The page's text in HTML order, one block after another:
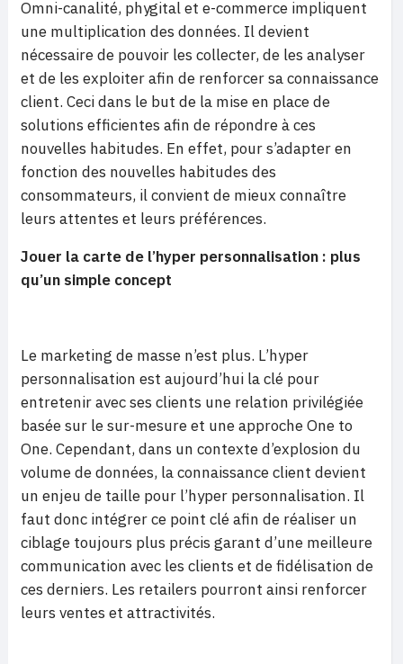
Omni-canalité, phygital et e-commerce impliquent
une multiplication des données. Il devient
nécessaire de pouvoir les collecter, de les analyser
et de les exploiter afin de renforcer sa connaissance
client. Ceci dans le but de la mise en place de
solutions efficientes afin de répondre à ces
nouvelles habitudes. En effet, pour s’adapter en
fonction des nouvelles habitudes des
consommateurs, il convient de mieux connaître
leurs attentes et leurs préférences.
Jouer la carte de l’hyper personnalisation : plus
qu’un simple concept
Le marketing de masse n’est plus. L’hyper
personnalisation est aujourd’hui la clé pour
entretenir avec ses clients une relation privilégiée
basée sur le sur-mesure et une approche One to
One. Cependant, dans un contexte d’explosion du
volume de données, la connaissance client devient
un enjeu de taille pour l’hyper personnalisation. Il
faut donc intégrer ce point clé afin de réaliser un
ciblage toujours plus précis garant d’une meilleure
communication avec les clients et de fidélisation de
ces derniers. Les retailers pourront ainsi renforcer
leurs ventes et attractivités.